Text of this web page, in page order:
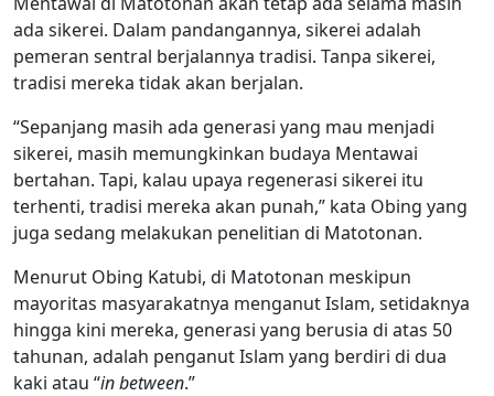
ada sikerei. Dalam pandangannya, sikerei adalah
pemeran sentral berjalannya tradisi. Tanpa sikerei,
tradisi mereka tidak akan berjalan.
“Sepanjang masih ada generasi yang mau menjadi
sikerei, masih memungkinkan budaya Mentawai
bertahan. Tapi, kalau upaya regenerasi sikerei itu
terhenti, tradisi mereka akan punah,” kata Obing yang
juga sedang melakukan penelitian di Matotonan.
Menurut Obing Katubi, di Matotonan meskipun
mayoritas masyarakatnya menganut Islam, setidaknya
hingga kini mereka, generasi yang berusia di atas 50
tahunan, adalah penganut Islam yang berdiri di dua
kaki atau “in between.”